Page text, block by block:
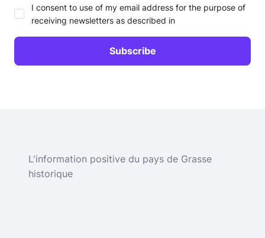
I consent to use of my email address for the purpose of
receiving newsletters as described in
L'information positive du pays de Grasse
historique